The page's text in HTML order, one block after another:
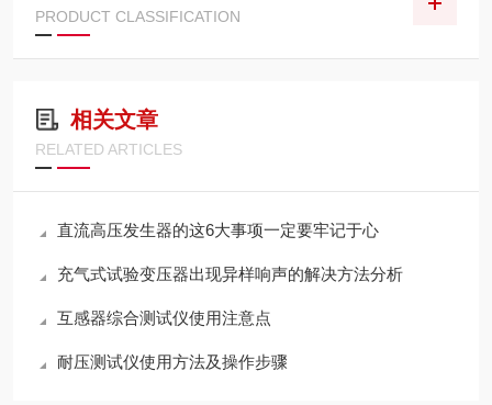
PRODUCT CLASSIFICATION
相关文章
RELATED ARTICLES
直流高压发生器的这6大事项一定要牢记于心
充气式试验变压器出现异样响声的解决方法分析
互感器综合测试仪使用注意点
耐压测试仪使用方法及操作步骤